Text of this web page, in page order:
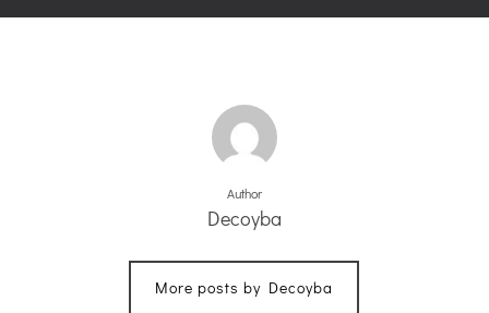
Author
Decoyba
More posts by Decoyba